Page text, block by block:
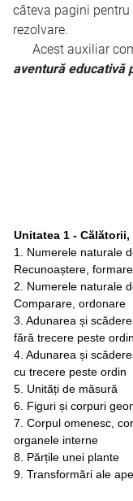
câteva pagini
rezolvare.
Acest auxiliar
aventură educativă
Unitatea 1 -
1. Numerele naturale
Recunoaștere,
2. Numerele naturale
Comparare, ordonare
3. Adunarea și
fără trecere peste ordin
4. Adunarea și
cu trecere peste ordin
5. Unități de măsură
6. Figuri și corpuri
7. Corpul omenesc,
organele interne
8. Părțile unei plante
9. Transformări ale